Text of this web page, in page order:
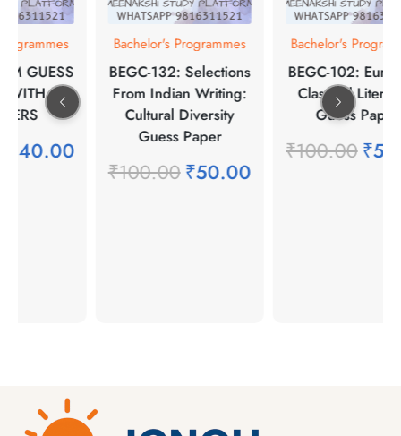
GUESS
WITH
40.00
Bachelor's Programmes
BEGC-132: Selections
From Indian Writing:
Cultural Diversity
Guess Paper
₹100.00 ₹50.00
Bachelor's
BEGC-102:
Classical
Guess Paper
₹100.00 ₹